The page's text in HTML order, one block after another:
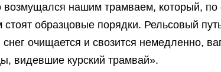
возмущался нашим трамваем, который,
образцовые порядки. Рельсовый
снег очищается и свозится немедленно,
видевшие курский трамвай».